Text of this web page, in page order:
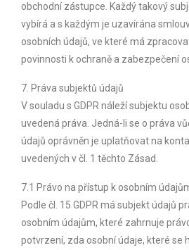
obchodní zástupce. Každý takový
vybírá a s každým je uzavírána
osobních údajů, ve které má
povinnosti k ochraně a zabezpečení
7. Práva subjektů údajů
V souladu s GDPR náleží subjektu
uvedená práva. Jedná-li se o práva
údajů oprávněn je uplatňovat na
uvedených v čl. 1 těchto Zásad.
7.1 Právo na přístup k osobním
Podle čl. 15 GDPR má subjekt údajů
osobním údajům, které zahrnuje
potvrzení, zda osobní údaje, které se